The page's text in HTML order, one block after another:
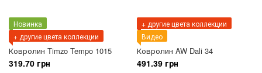
Новинка
+ другие цвета коллекции
Ковролин Timzo Tempo 1015
319.70 грн
+ другие цвета коллекции
Видео
Ковролин AW Dali 34
491.39 грн